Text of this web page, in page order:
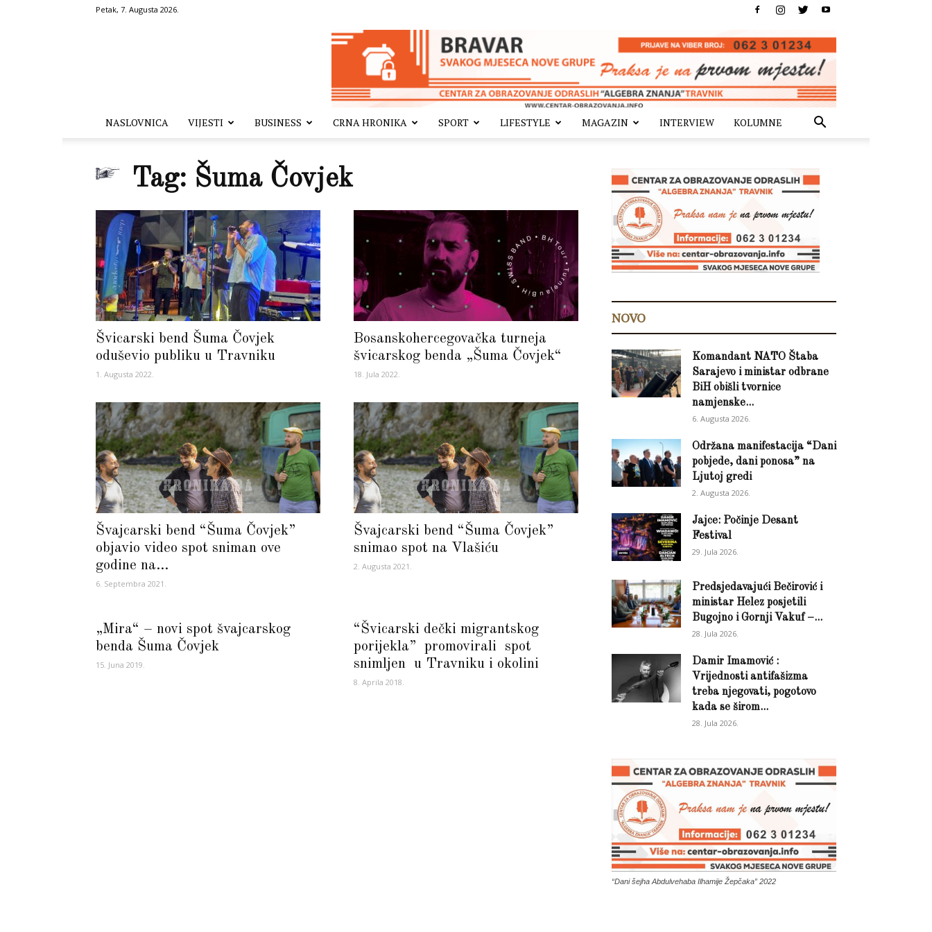
Petak, 7. Augusta 2026.
NASLOVNICA VIJESTI BUSINESS CRNA HRONIKA SPORT LIFESTYLE MAGAZIN INTERVIEW KOLUMNE
Tag: Šuma Čovjek
Švicarski bend Šuma Čovjek
oduševio publiku u Travniku
1. Augusta 2022.
Bosanskohercegovačka turneja
švicarskog benda „Šuma Čovjek“
18. Jula 2022.
Švajcarski bend “Šuma Čovjek”
objavio video spot sniman ove
godine na...
6. Septembra 2021.
Švajcarski bend “Šuma Čovjek”
snimao spot na Vlašiću
2. Augusta 2021.
„Mira“ – novi spot švajcarskog
benda Šuma Čovjek
15. Juna 2019.
“Švicarski dečki migrantskog
porijekla” promovirali spot
snimljen u Travniku i okolini
8. Aprila 2018.
NOVO
Komandant NATO Štaba
Sarajevo i ministar odbrane
BiH obišli tvornice
namjenske...
6. Augusta 2026.
Održana manifestacija “Dani
pobjede, dani ponosa” na
Ljutoj gredi
2. Augusta 2026.
Jajce: Počinje Desant
Festival
29. Jula 2026.
Predsjedavajući Bečirović i
ministar Helez posjetili
Bugojno i Gornji Vakuf –...
28. Jula 2026.
Damir Imamović :
Vrijednosti antifašizma
treba njegovati, pogotovo
kada se širom...
28. Jula 2026.
“Dani šejha Abdulvehaba Ilhamije Žepčaka” 2022